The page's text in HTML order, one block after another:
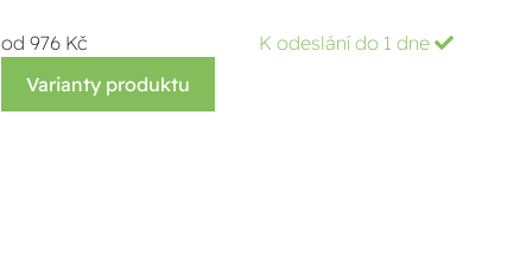
od 976 Kč
K odeslání do 1 dne
Varianty produktu